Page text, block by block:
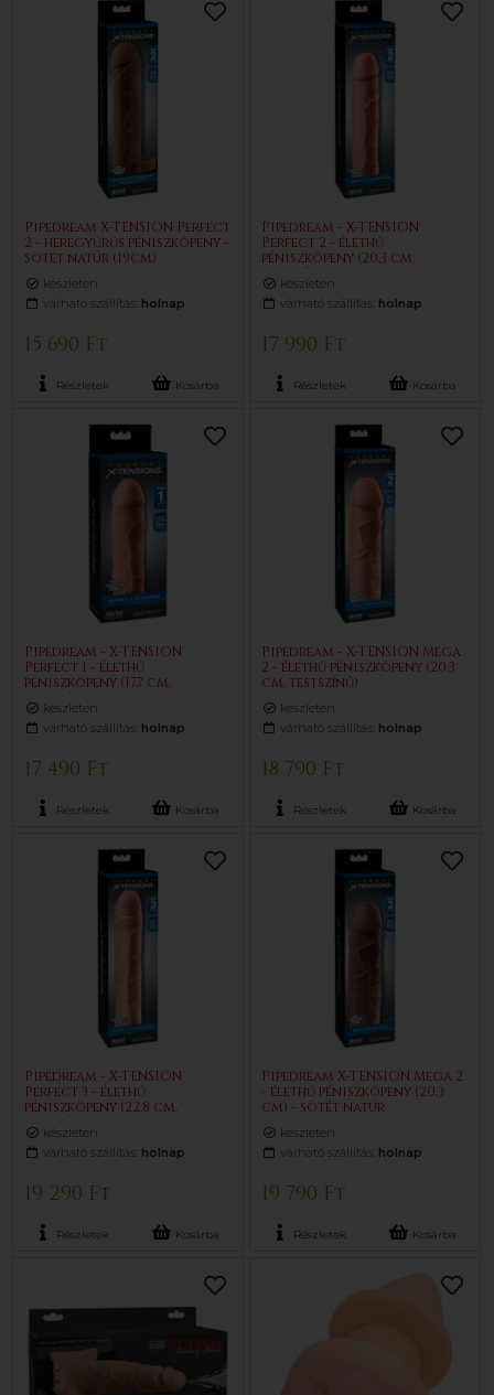
Pipedream X-TENSION Perfect
2 - heregyűrűs péniszköpeny -
sötét natúr (19cm)
készleten
várható szállítás: holnap
15 690 Ft
Részletek Kosárba
Pipedream - X-TENSION
Perfect 2 - élethű
péniszköpeny (20,3 cm,
testszínű)
készleten
várható szállítás: holnap
17 990 Ft
Részletek Kosárba
Pipedream - X-TENSION
Perfect 1 - élethű
péniszköpeny (17,7 cm,
testszínű)
készleten
várható szállítás: holnap
17 490 Ft
Részletek Kosárba
Pipedream - X-TENSION Mega
2 - élethű péniszköpeny (20,3
cm, testszínű)
készleten
várható szállítás: holnap
18 790 Ft
Részletek Kosárba
Pipedream - X-TENSION
Perfect 3 - élethű
péniszköpeny (22,8 cm,
testszínű)
készleten
várható szállítás: holnap
19 290 Ft
Részletek Kosárba
Pipedream X-TENSION Mega 2
- élethű péniszköpeny (20,3
cm) - sötét natúr
készleten
várható szállítás: holnap
19 790 Ft
Részletek Kosárba